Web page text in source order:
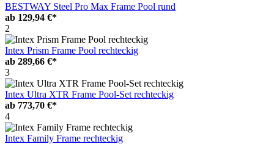
BESTWAY Steel Pro Max Frame Pool rund
ab 129,94 €*
2
Intex Prism Frame Pool rechteckig
ab 289,66 €*
3
Intex Ultra XTR Frame Pool-Set rechteckig
ab 773,70 €*
4
Intex Family Frame rechteckig